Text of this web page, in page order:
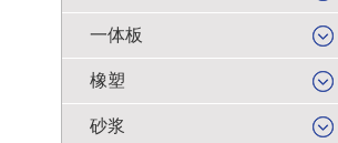
一体板
橡塑
砂浆